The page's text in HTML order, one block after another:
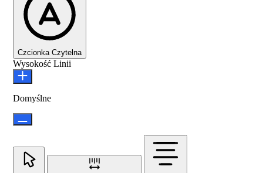
Czcionka Czytelna
Wysokość Linii
Domyślne